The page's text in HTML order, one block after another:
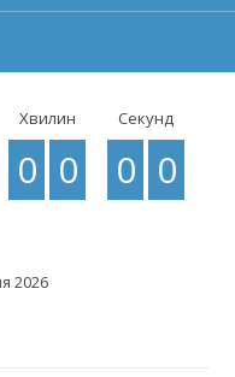
Хвилин
0 0
Секунд
0 0
2026